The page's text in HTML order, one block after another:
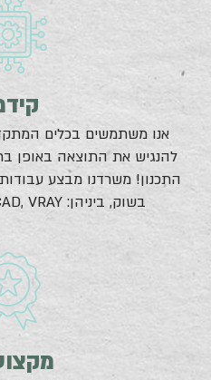
אנו משתמשים בכלים
להנגיש את התוצאה באופן
התכנון! משרדנו מבצע
בשוק, ביניהן: REVIT, AUTOCAD, VRAY ועוד...